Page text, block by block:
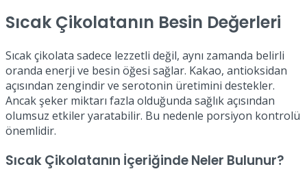
Sıcak Çikolatanın Besin Değerleri
Sıcak çikolata sadece lezzetli değil, aynı zamanda belirli
oranda enerji ve besin öğesi sağlar. Kakao, antioksidan
açısından zengindir ve serotonin üretimini destekler.
Ancak şeker miktarı fazla olduğunda sağlık açısından
olumsuz etkiler yaratabilir. Bu nedenle porsiyon kontrolü
önemlidir.
Sıcak Çikolatanın İçeriğinde Neler Bulunur?